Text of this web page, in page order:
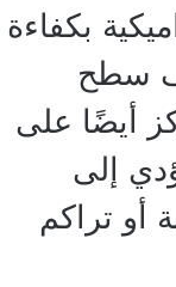
بكفاءة
سطح
أيضًا على
إلى
أو تراكم